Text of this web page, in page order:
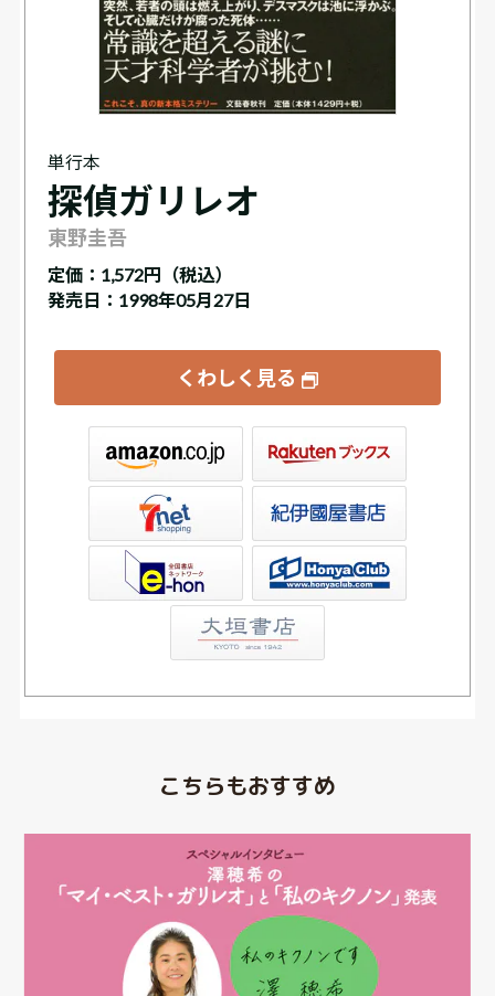
単行本
探偵ガリレオ
東野圭吾
定価： 1,572円（税込）
発売日：1998年05月27日
くわしく見る
書店ウェブストア
こちらもおすすめ